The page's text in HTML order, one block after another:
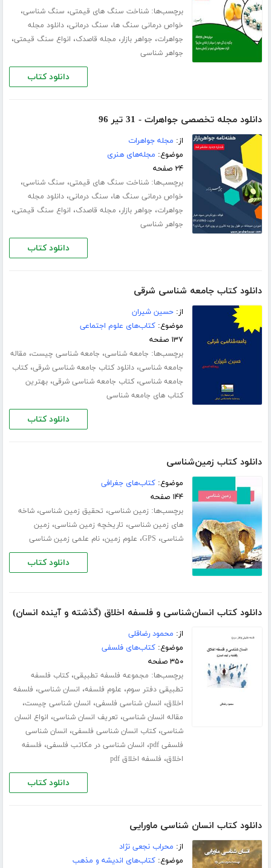
برچسب‌ها:شناخت سنگ های قیمتی، سنگ شناسی،
خواص درمانی سنگ ها، سنگ درمانی،دانلود مجله
جواهرات، جواهر بازار، مجله قاصدک، انواع سنگ قیمتی،
جواهر شناسی
دانلود کتاب
دانلود مجله تخصصی جواهرات - 31 تیر 96
از: مجله جواهرات
موضوع: مجله‌های هنری
۲۴ صفحه
برچسب‌ها:شناخت سنگ های قیمتی، سنگ شناسی،
خواص درمانی سنگ ها، سنگ درمانی،دانلود مجله
جواهرات، جواهر بازار، مجله قاصدک، انواع سنگ قیمتی،
جواهر شناسی
دانلود کتاب
دانلود کتاب جامعه شناسی شرقی
از:حسین شیران
موضوع:کتاب‌های علوم اجتماعی
۱۳۷ صفحه
برچسب‌ها: جامعه شناسی، جامعه شناسی چیست، مقاله
جامعه شناسی،دانلود کتاب جامعه شناسی شرقی،کتاب
جامعه شناسی،کتاب جامعه شناسی شرقی،بهترین
کتاب های جامعه شناسی
دانلود کتاب
دانلود کتاب زمین‌شناسی
موضوع:کتاب‌های جغرافی
۱۴۴ صفحه
برچسب‌ها: زمین شناسی، تحقیق زمین شناسی،شاخه
های زمین شناسی، تاریخچه زمین شناسی، زمین
شناسی، GPS، علوم زمین،نام علمی زمین شناسی
دانلود کتاب
دانلود کتاب انسان‌شناسی و فلسفه اخلاق (گذشته و آینده انسان)
از: محمود رضاقلی
موضوع:کتاب‌های فلسفی
۳۵۰ صفحه
برچسب‌ها: مجموعه فلسفه تطبیقی،کتاب فلسفه
تطبیقی دفتر سوم، علوم فلسفه، انسان شناسی، فلسفه
اخلاق، انسان شناسی فلسفی، انسان شناسی چیست،
مقاله انسان شناسی، تعریف انسان شناسی، انواع انسان
شناسی،کتاب انسان شناسی فلسفی، انسان شناسی
فلسفی pdf
، انسان شناسی در مکاتب فلسفی، فلسفه
اخلاق، فلسفه اخلاق pdf
دانلود کتاب
دانلود کتاب انسان شناسی ماورایی
از: محراب نجعی نژاد
موضوع:کتاب‌های اندیشه و مذهب